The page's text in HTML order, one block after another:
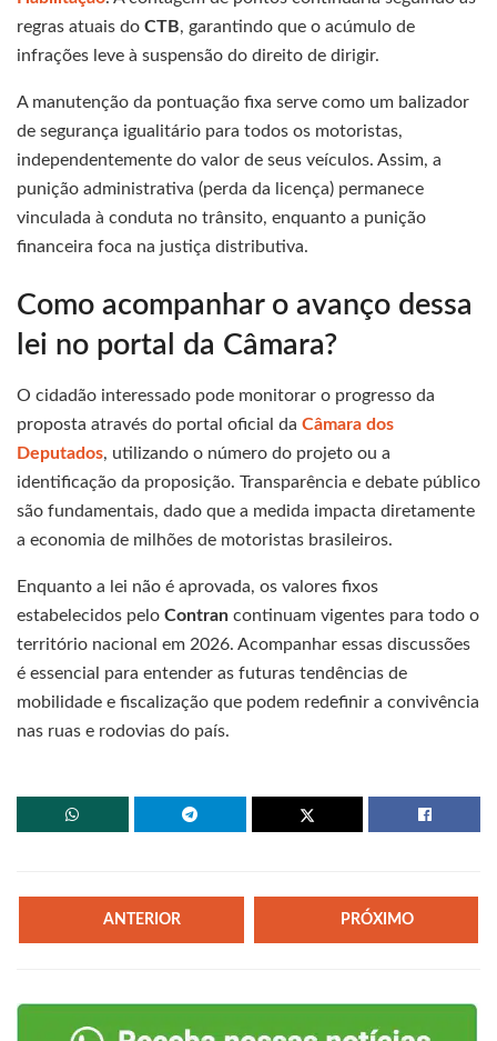
regras atuais do CTB, garantindo que o acúmulo de
infrações leve à suspensão do direito de dirigir.
A manutenção da pontuação fixa serve como um balizador
de segurança igualitário para todos os motoristas,
independentemente do valor de seus veículos. Assim, a
punição administrativa (perda da licença) permanece
vinculada à conduta no trânsito, enquanto a punição
financeira foca na justiça distributiva.
Como acompanhar o avanço dessa
lei no portal da Câmara?
O cidadão interessado pode monitorar o progresso da
proposta através do portal oficial da Câmara dos
Deputados, utilizando o número do projeto ou a
identificação da proposição. Transparência e debate público
são fundamentais, dado que a medida impacta diretamente
a economia de milhões de motoristas brasileiros.
Enquanto a lei não é aprovada, os valores fixos
estabelecidos pelo Contran continuam vigentes para todo o
território nacional em 2026. Acompanhar essas discussões
é essencial para entender as futuras tendências de
mobilidade e fiscalização que podem redefinir a convivência
nas ruas e rodovias do país.
ANTERIOR PRÓXIMO